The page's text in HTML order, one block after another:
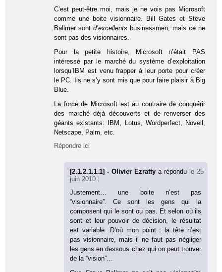
C’est peut-être moi, mais je ne vois pas Microsoft
comme une boite visionnaire. Bill Gates et Steve
Ballmer sontd’excellents businessmen, mais ce ne
sont pas des visionnaires.
Pour la petite histoire, Microsoft n’était PAS
intéressé par le marché du système d’exploitation
lorsqu’IBM est venu frapper à leur porte pour créer
le PC. Ils ne s’y sont mis que pour faire plaisir à Big
Blue.
La force de Microsoft est au contraire de conquérir
des marché déjà découverts et de renverser des
géants existants: IBM, Lotus, Wordperfect, Novell,
Netscape, Palm, etc.
Répondre ici
[2.1.2.1.1.1] - Olivier Ezratty a répondu le 25
juin 2010 :
Justement… une boite n’est pas
“visionnaire”. Ce sont les gens qui la
composent qui le sont ou pas. Et selon où ils
sont et leur pouvoir de décision, le résultat
est variable. D’où mon point : la tête n’est
pas visionnaire, mais il ne faut pas négliger
les gens en dessous chez qui on peut trouver
de la “vision”…